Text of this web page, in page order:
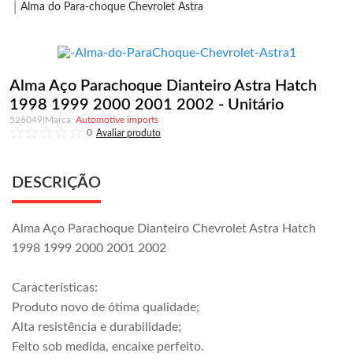
Alma do Para-choque Chevrolet Astra
Alma Aço Parachoque Dianteiro Astra Hatch
1998 1999 2000 2001 2002 - Unitário
526049
Automotive imports
0
DESCRIÇÃO
Alma Aço Parachoque Dianteiro Chevrolet Astra Hatch
1998 1999 2000 2001 2002
Características:
Produto novo de ótima qualidade;
Alta resistência e durabilidade;
Feito sob medida, encaixe perfeito.